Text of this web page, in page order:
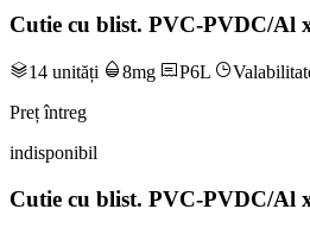
Cutie cu blist. PVC-PVDC/Al
14 unități 8mg P6L
Preț întreg
indisponibil
Cutie cu blist. PVC-PVDC/Al